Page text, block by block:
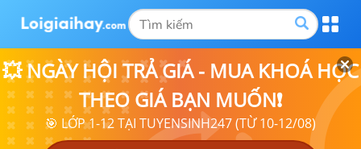
💥 NGÀY HỘI TRẢ GIÁ - MUA KHOÁ HỌC
THEO GIÁ BẠN MUỐN❗
🎯 LỚP 1-12 TẠI TUYENSINH247 (TỪ 10-12/08)